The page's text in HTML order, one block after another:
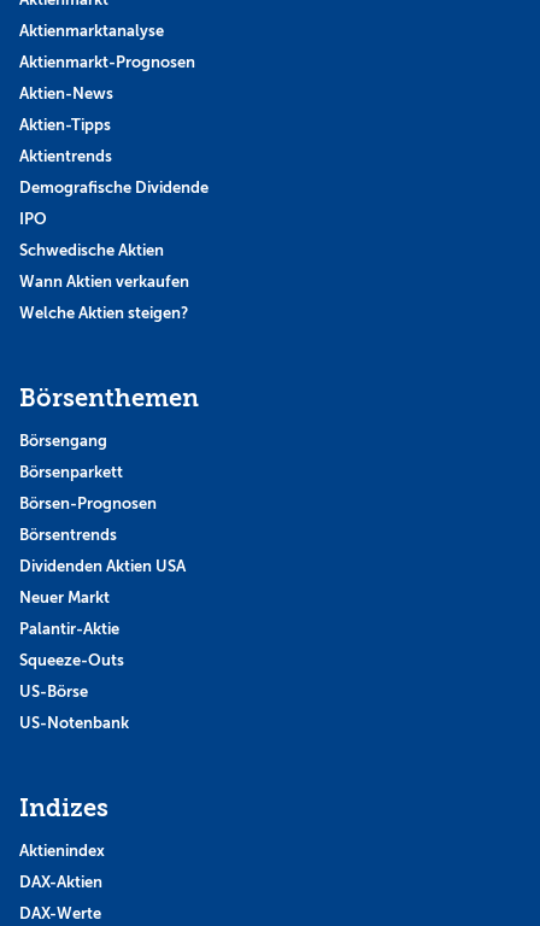
Aktienmarktanalyse
Aktienmarkt-Prognosen
Aktien-News
Aktien-Tipps
Aktientrends
Demografische Dividende
IPO
Schwedische Aktien
Wann Aktien verkaufen
Welche Aktien steigen?
Börsenthemen
Börsengang
Börsenparkett
Börsen-Prognosen
Börsentrends
Dividenden Aktien USA
Neuer Markt
Palantir-Aktie
Squeeze-Outs
US-Börse
US-Notenbank
Indizes
Aktienindex
DAX-Aktien
DAX-Werte